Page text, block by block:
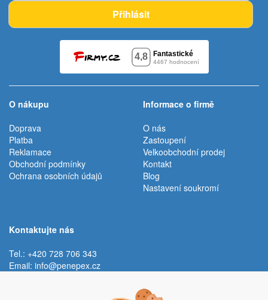
Přihlásit
O nákupu
Doprava
Platba
Reklamace
Obchodní podmínky
Ochrana osobních údajů
Informace o firmě
O nás
Zastoupení
Velkoobchodní prodej
Kontakt
Blog
Nastavení soukromí
Kontaktujte nás
Tel.: +420 728 706 343
Email: info@penepex.cz
Trávník 2076, 686 03 Staré Město